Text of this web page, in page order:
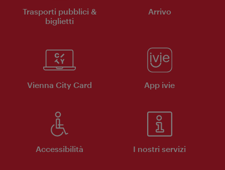
Trasporti pubblici &
biglietti
Arrivo
Vienna City Card App ivie
Accessibilità I nostri servizi